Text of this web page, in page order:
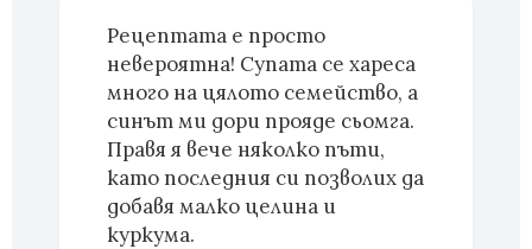
Рецептата е просто
невероятна! Супата се хареса
много на цялото семейство, а
синът ми дори прояде сьомга.
Правя я вече няколко пъти,
като последния си позволих да
добавя малко целина и
куркума.